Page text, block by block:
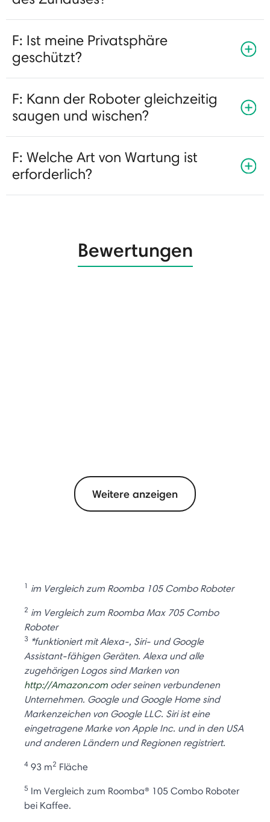
F: Ist meine Privatsphäre
geschützt?
F: Kann der Roboter gleichzeitig
saugen und wischen?
F: Welche Art von Wartung ist
erforderlich?
Bewertungen
Weitere anzeigen
1 im Vergleich zum Roomba 105 Combo Roboter
2 im Vergleich zum Roomba Max 705 Combo
Roboter
3 *funktioniert mit Alexa-, Siri- und Google
Assistant-fähigen Geräten. Alexa und alle
zugehörigen Logos sind Marken von
http://Amazon.com oder seinen verbundenen
Unternehmen. Google und Google Home sind
Markenzeichen von Google LLC. Siri ist eine
eingetragene Marke von Apple Inc. und in den USA
und anderen Ländern und Regionen registriert.
4 93 m2 Fläche
5 Im Vergleich zum Roomba® 105 Combo Roboter
bei Kaffee.